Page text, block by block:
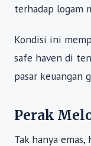
terhadap logam
Kondisi ini
safe haven di
pasar keuangan
Perak
Tak hanya